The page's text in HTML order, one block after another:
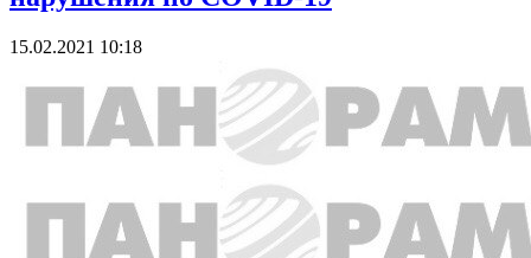
15.02.2021 10:18